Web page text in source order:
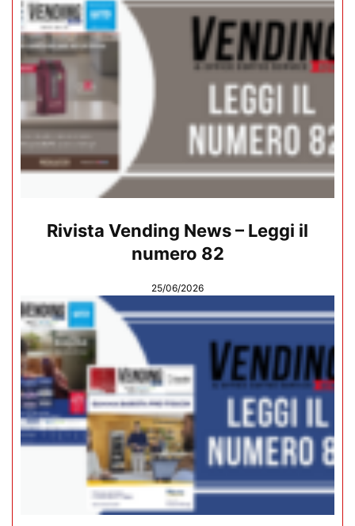
Rivista Vending News – Leggi il
numero 82
25/06/2026